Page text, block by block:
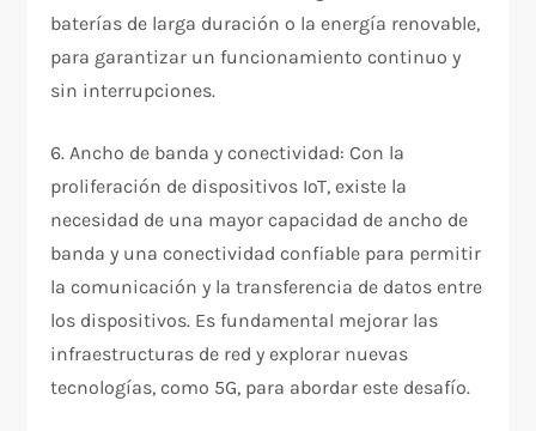
baterías de larga duración o la energía renovable,
para garantizar un funcionamiento continuo y
sin interrupciones.
6. Ancho de banda y conectividad: Con la
proliferación de dispositivos IoT, existe la
necesidad de una mayor capacidad de ancho de
banda y una conectividad confiable para permitir
la comunicación y la transferencia de datos entre
los dispositivos. Es fundamental mejorar las
infraestructuras de red y explorar nuevas
tecnologías, como 5G, para abordar este desafío.